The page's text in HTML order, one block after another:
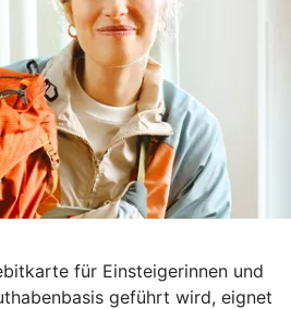
für Einsteigerinnen und
geführt wird, eignet